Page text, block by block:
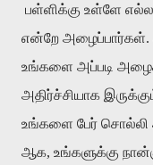
பள்ளிக்கு உள்ளே
என்றே அழைப்பார்கள்.
உங்களை அப்படி
அதிர்ச்சியாக
உங்களை பேர் சொல்லி
ஆக, உங்களுக்கு